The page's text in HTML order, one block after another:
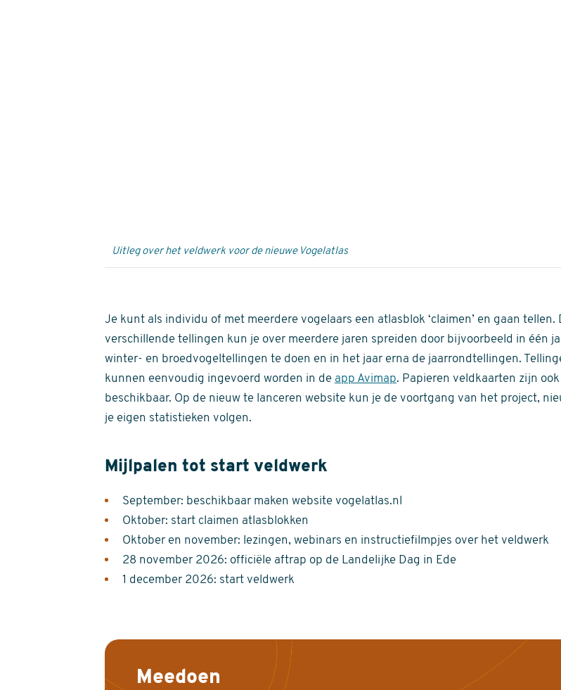
Uitleg over het veldwerk voor de nieuwe Vogelatlas
Je kunt als individu of met meerdere vogelaars een atlasblok ‘claimen’ en gaan tellen.
verschillende tellingen kun je over meerdere jaren spreiden door bijvoorbeeld in één
winter- en broedvogeltellingen te doen en in het jaar erna de jaarrondtellingen.
kunnen eenvoudig ingevoerd worden in de app Avimap. Papieren veldkaarten zijn ook
beschikbaar. Op de nieuw te lanceren website kun je de voortgang van het project,
je eigen statistieken volgen.
Mijlpalen tot start veldwerk
September: beschikbaar maken website vogelatlas.nl
Oktober: start claimen atlasblokken
Oktober en november: lezingen, webinars en instructiefilmpjes over het veldwerk
28 november 2026: officiële aftrap op de Landelijke Dag in Ede
1 december 2026: start veldwerk
Meedoen